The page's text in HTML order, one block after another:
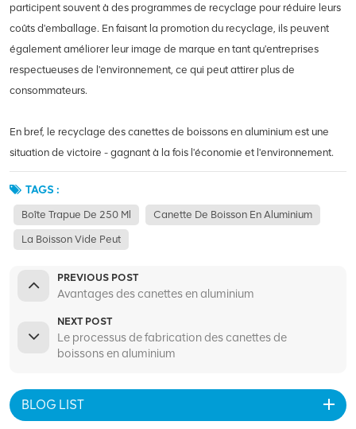
participent souvent à des programmes de recyclage pour réduire leurs
coûts d'emballage. En faisant la promotion du recyclage, ils peuvent
également améliorer leur image de marque en tant qu'entreprises
respectueuses de l'environnement, ce qui peut attirer plus de
consommateurs.
En bref, le recyclage des canettes de boissons en aluminium est une
situation de victoire - gagnant à la fois l'économie et l'environnement.
TAGS :
Boîte Trapue De 250 Ml Canette De Boisson En Aluminium
La Boisson Vide Peut
PREVIOUS POST
Avantages des canettes en aluminium
NEXT POST
Le processus de fabrication des canettes de
boissons en aluminium
BLOG LIST